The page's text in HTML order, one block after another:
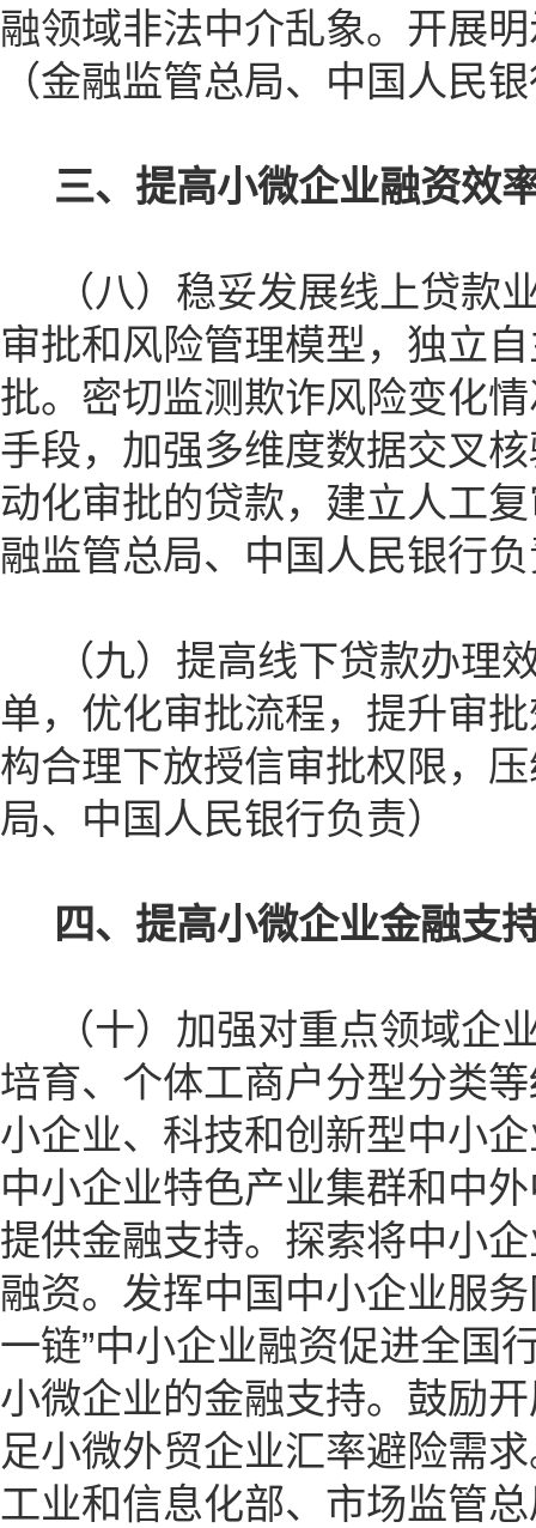
融领域非法中介乱象。开展
（金融监管总局、中国人民
三、提高小微企业融资效
（八）稳妥发展线上贷款
审批和风险管理模型，独立
批。密切监测欺诈风险变化
手段，加强多维度数据交叉
动化审批的贷款，建立人工
融监管总局、中国人民银行
（九）提高线下贷款办理
单，优化审批流程，提升审
构合理下放授信审批权限，
局、中国人民银行负责）
四、提高小微企业金融支
（十）加强对重点领域企
培育、个体工商户分型分类
小企业、科技和创新型中小
中小企业特色产业集群和中
提供金融支持。探索将中小
融资。发挥中国中小企业服
一链”中小企业融资促进全国
小微企业的金融支持。鼓励
足小微外贸企业汇率避险需
工业和信息化部、市场监管